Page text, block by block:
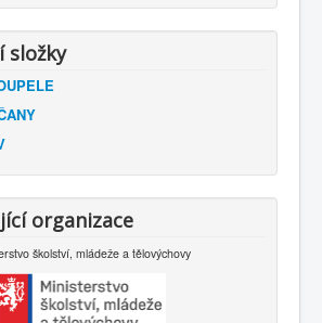
složky
organizace
školství, mládeže a tělovýchovy